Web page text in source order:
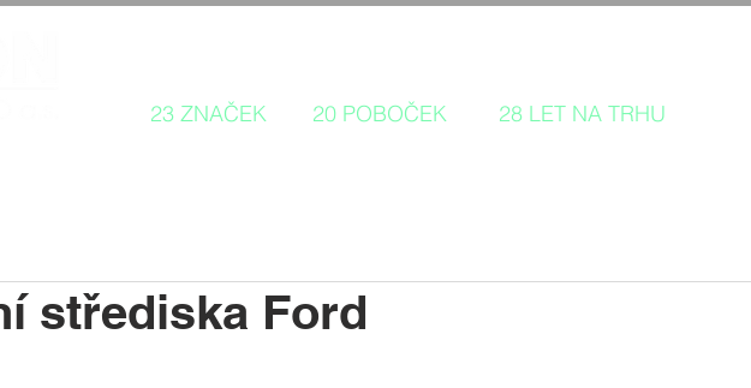
23 ZNAČEK 20 POBOČEK 28 LET NA TRHU
střediska Ford